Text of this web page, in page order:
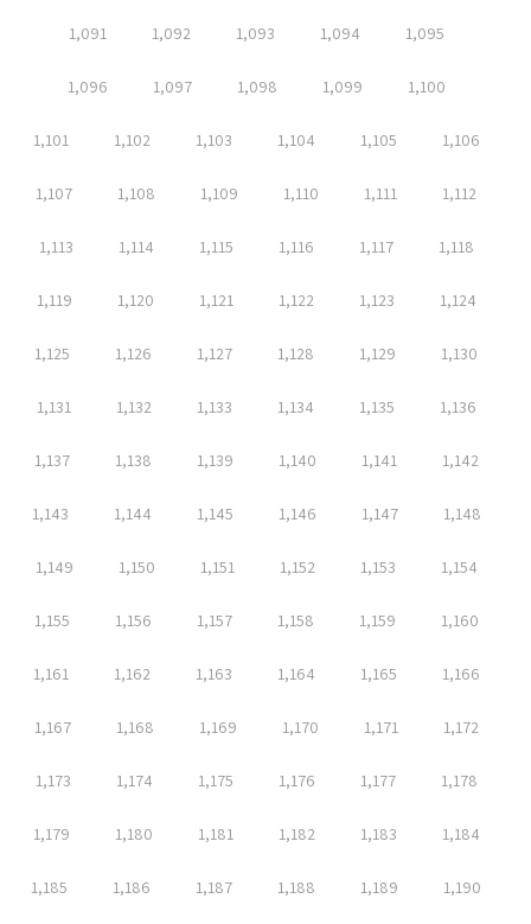
1,091 1,092 1,093 1,094 1,095
1,096 1,097 1,098 1,099 1,100
1,101 1,102 1,103 1,104 1,105 1,106
1,107 1,108 1,109 1,110 1,111 1,112
1,113 1,114 1,115 1,116 1,117 1,118
1,119 1,120 1,121 1,122 1,123 1,124
1,125 1,126 1,127 1,128 1,129 1,130
1,131 1,132 1,133 1,134 1,135 1,136
1,137 1,138 1,139 1,140 1,141 1,142
1,143 1,144 1,145 1,146 1,147 1,148
1,149 1,150 1,151 1,152 1,153 1,154
1,155 1,156 1,157 1,158 1,159 1,160
1,161 1,162 1,163 1,164 1,165 1,166
1,167 1,168 1,169 1,170 1,171 1,172
1,173 1,174 1,175 1,176 1,177 1,178
1,179 1,180 1,181 1,182 1,183 1,184
1,185 1,186 1,187 1,188 1,189 1,190